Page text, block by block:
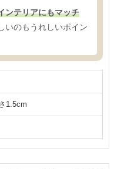
ンテリアにもマッチ
いのもうれしいポイン
1.5cm